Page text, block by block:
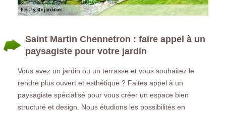
Saint Martin Chennetron : faire appel à un
paysagiste pour votre jardin
Vous avez un jardin ou un terrasse et vous souhaitez le
rendre plus ouvert et esthétique ? Faites appel à un
paysagiste spécialisé pour vous créer un espace bien
structuré et design. Nous étudions les possibilités en